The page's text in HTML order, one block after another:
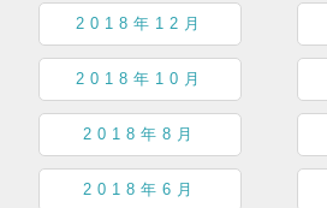
2018年12月
2018年10月
2018年8月
2018年6月